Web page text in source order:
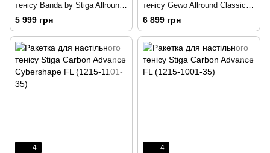
тенісу Banda by Stiga Allround
Future System FL (1650-0102-
5 999 грн
тенісу Gewo Allround Classic,
Elaxxon 50.0 + 45.0 ST
(1163900001)
6 899 грн
4 4